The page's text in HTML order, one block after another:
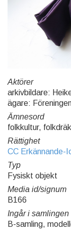
Aktörer
arkivbildare:
ägare:
Ämnesord
folkkultur,
Rättighet
CC Erkännande-
Typ
Fysiskt objekt
Media id/signum
B166
Ingår i samlingen
B-samling,